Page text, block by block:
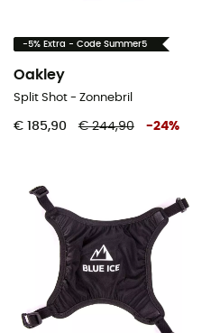
-5% Extra - Code Summer5
Oakley
Split Shot - Zonnebril
€ 185,90 € 244,90 -24%